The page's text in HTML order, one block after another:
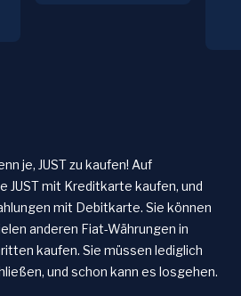
je, JUST zu kaufen! Auf
JUST mit Kreditkarte kaufen, und
mit Debitkarte. Sie können
anderen Fiat-Währungen in
kaufen. Sie müssen lediglich
und schon kann es losgehen.